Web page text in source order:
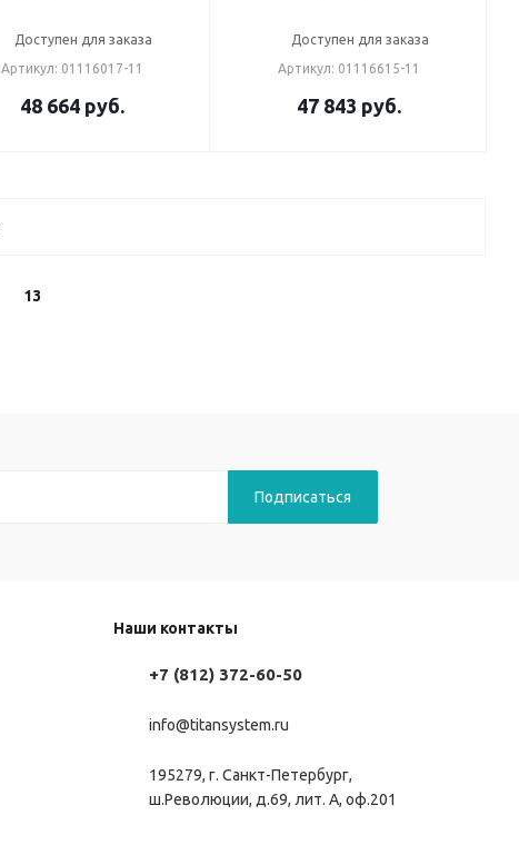
Доступен для заказа
Артикул: 01116017-11
48 664руб.
Доступен для заказа
Артикул: 01116615-11
47 843 руб.
13
Наши контакты
+7 (812) 372-60-50
info@titansystem.ru
195279, г. Санкт-Петербург,
ш.Революции, д.69, лит. А, оф.201